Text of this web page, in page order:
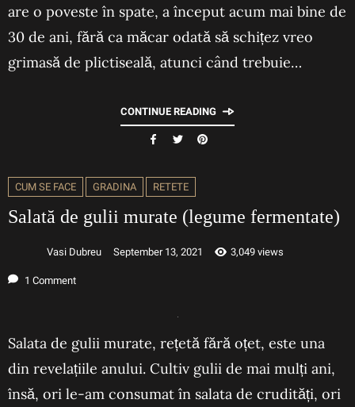
are o poveste în spate, a început acum mai bine de
30 de ani, fără ca măcar odată să schițez vreo
grimasă de plictiseală, atunci când trebuie…
CONTINUE READING
CUM SE FACE GRADINA RETETE
Salată de gulii murate (legume fermentate)
Vasi Dubreu September 13, 2021 3,049 views
1 Comment
Salata de gulii murate, rețetă fără oțet, este una
din revelațiile anului. Cultiv gulii de mai mulți ani,
însă, ori le-am consumat în salata de crudități, ori